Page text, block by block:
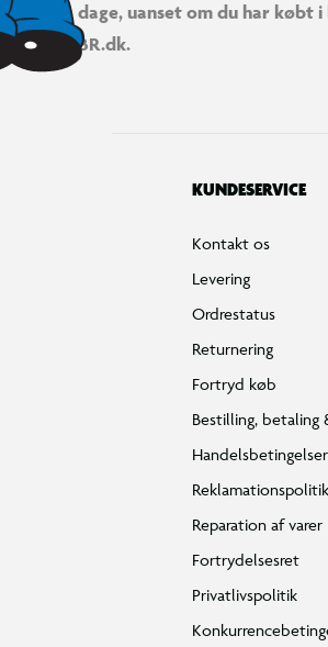
dage, uanset om du har købt
BR.dk.
KUNDESERVICE
Kontakt os
Levering
Ordrestatus
Returnering
Fortryd køb
Bestilling, betaling
Handelsbetingelser
Reklamationspolitik
Reparation af varer
Fortrydelsesret
Privatlivspolitik